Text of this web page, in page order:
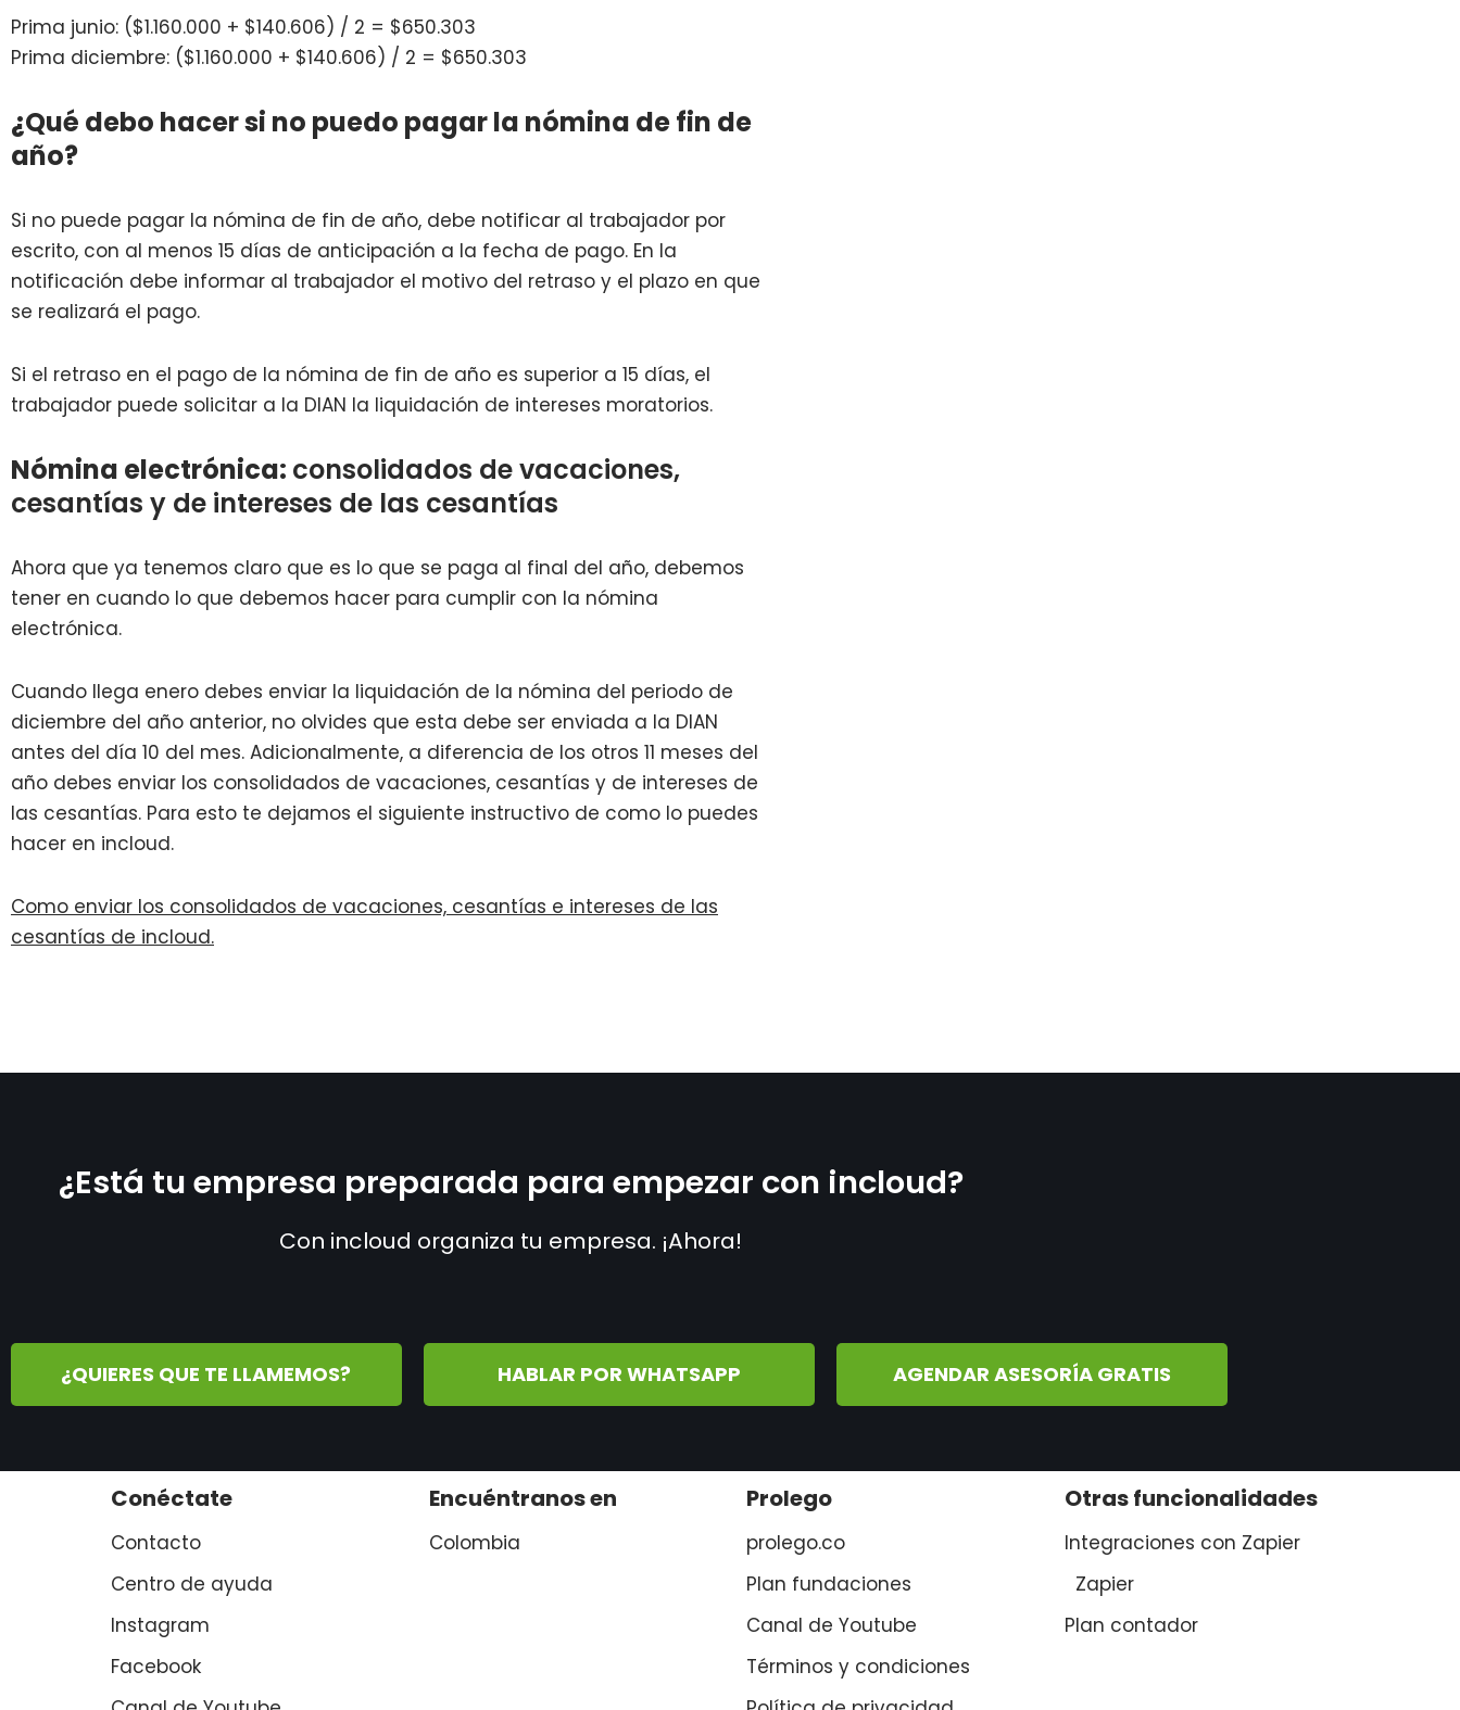
Prima junio: ($1.160.000 + $140.606) / 2 = $650.303
Prima diciembre: ($1.160.000 + $140.606) / 2 = $650.303
¿Qué debo hacer si no puedo pagar la nómina de fin de
año?
Si no puede pagar la nómina de fin de año, debe notificar al trabajador por
escrito, con al menos 15 días de anticipación a la fecha de pago. En la
notificación debe informar al trabajador el motivo del retraso y el plazo en que
se realizará el pago.
Si el retraso en el pago de la nómina de fin de año es superior a 15 días, el
trabajador puede solicitar a la DIAN la liquidación de intereses moratorios.
Nómina electrónica: consolidados de vacaciones,
cesantías y de intereses de las cesantías
Ahora que ya tenemos claro que es lo que se paga al final del año, debemos
tener en cuando lo que debemos hacer para cumplir con la nómina
electrónica.
Cuando llega enero debes enviar la liquidación de la nómina del periodo de
diciembre del año anterior, no olvides que esta debe ser enviada a la DIAN
antes del día 10 del mes. Adicionalmente, a diferencia de los otros 11 meses del
año debes enviar los consolidados de vacaciones, cesantías y de intereses de
las cesantías. Para esto te dejamos el siguiente instructivo de como lo puedes
hacer en incloud.
Como enviar los consolidados de vacaciones, cesantías e intereses de las
cesantías de incloud.
¿Está tu empresa preparada para empezar con incloud?
Con incloud organiza tu empresa. ¡Ahora!
¿QUIERES QUE TE LLAMEMOS? HABLAR POR WHATSAPP AGENDAR ASESORÍA GRATIS
Conéctate
Contacto
Centro de ayuda
Instagram
Facebook
Encuéntranos en
Colombia
Prolego
prolego.co
Plan fundaciones
Canal de Youtube
Términos y condiciones
Otras funcionalidades
Integraciones con Zapier
Zapier
Plan contador